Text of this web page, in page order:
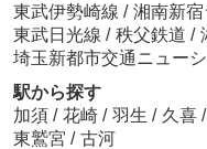
東武伊勢崎線 / 湘南新
東武日光線 / 秩父鉄道 /
埼玉新都市交通ニュー
駅から探す
加須 / 花崎 / 羽生 / 久喜 /
東鷲宮 / 古河